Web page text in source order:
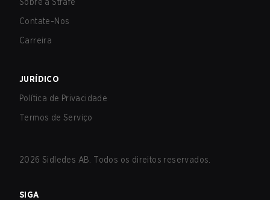
Contate-Nos
Carreira
JURÍDICO
Política de Privacidade
Termos de Serviço
2026 Sidledes AB. Todos os direitos reservados.
SIGA